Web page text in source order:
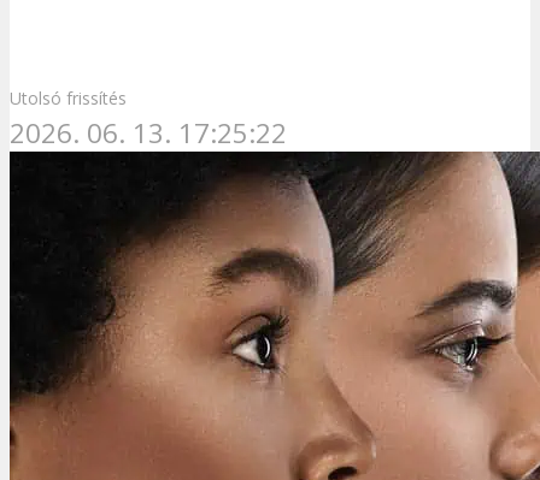
Utolsó frissítés
2026. 06. 13. 17:25:22